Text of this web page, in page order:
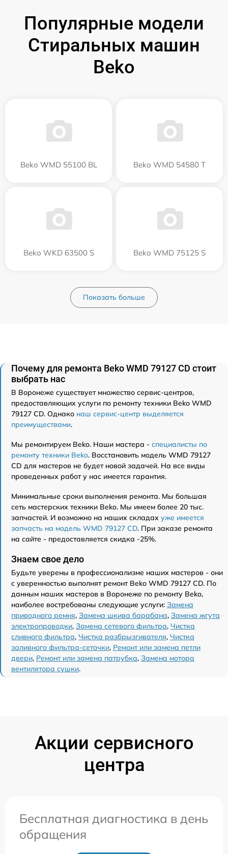
Популярные модели
Стиральных машин
Beko
Beko WMD 55100 BL Beko WMD 54580 T
Beko WKD 63500 S Beko WMD 75125 S
Показать больше
Почему для ремонта Beko WMD 79127 CD стоит
выбрать нас
В Воронеже существует множество сервис-центров,
предоставляющих услуги по ремонту техники Beko WMD
79127 CD. Однако наш сервис-центр выделяется
преимуществами.
Мы ремонтируем Beko. Наши мастера - специалисты по
ремонту техники Beko. Восстановить модель WMD 79127
CD для мастеров не будет новой задачей. На все виды
проведенных работ у нас имеется гарантия.
Минимальные сроки выполнения ремонта. Мы большая
сеть мастерских техники Beko. Мы имеем более 20 тыс.
запчастей. И возможно на наших складах уже имеется
запчасть на модель WMD 79127 CD. При заказе ремонта
на сайте - предоставляется скидка -25%.
Знаем свое дело
Будьте уверены в профессионализме наших мастеров - они
с уверенностью выполнят ремонт Beko WMD 79127 CD. По
данным наших мастеров в Воронеже по ремонту Beko,
наиболее востребованы следующие услуги: Замена
приводного ремня, Замена шкива барабана, Замена жгута
электропроводки, Замена сетевого фильтра, Чистка
сливного фильтра, Чистка разбрызгивателя, Чистка
заливного фильтра-сеточки, Ремонт или замена петли
двери, Ремонт или замена патрубка, Замена мотора
вентилятора сушки.
Акции сервисного
центра
Бесплатная диагностика в день
обращения